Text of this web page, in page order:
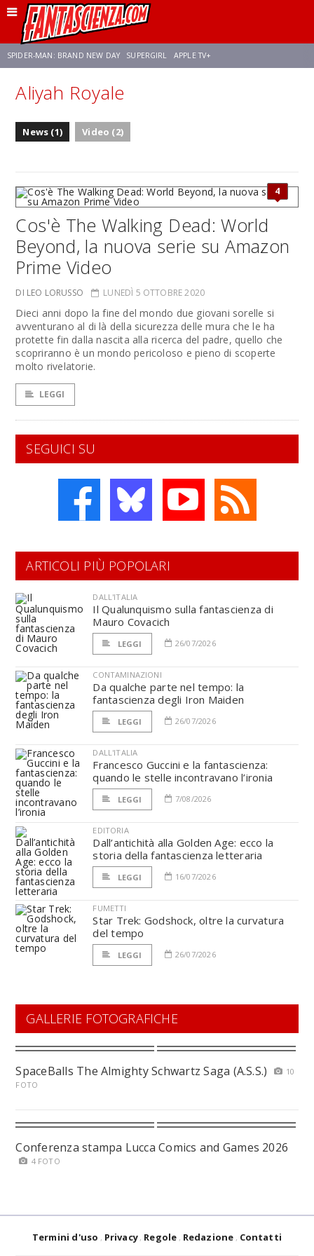
SPIDER-MAN: BRAND NEW DAY SUPERGIRL APPLE TV+
FRANCO RICCIARDIELLO ZENDAYA
Aliyah Royale
News (1) Video (2)
4
Cos'è The Walking Dead: World
Beyond, la nuova serie su Amazon
Prime Video
DI LEO LORUSSO LUNEDÌ 5 OTTOBRE 2020
Dieci anni dopo la fine del mondo due giovani sorelle si
avventurano al di là della sicurezza delle mura che le ha
protette fin dalla nascita alla ricerca del padre, quello che
scopriranno è un mondo pericoloso e pieno di scoperte
molto rivelatorie.
LEGGI
SEGUICI SU
ARTICOLI PIÙ POPOLARI
DALL'ITALIA
Il Qualunquismo sulla fantascienza di
Mauro Covacich
LEGGI 26/07/2026
CONTAMINAZIONI
Da qualche parte nel tempo: la
fantascienza degli Iron Maiden
LEGGI 26/07/2026
DALL'ITALIA
Francesco Guccini e la fantascienza:
quando le stelle incontravano l’ironia
LEGGI 7/08/2026
EDITORIA
Dall’antichità alla Golden Age: ecco la
storia della fantascienza letteraria
LEGGI 16/07/2026
FUMETTI
Star Trek: Godshock, oltre la curvatura
del tempo
LEGGI 26/07/2026
GALLERIE FOTOGRAFICHE
SpaceBalls The Almighty Schwartz Saga (A.S.S.)
10
FOTO
Conferenza stampa Lucca Comics and Games 2026
4 FOTO
Termini d'uso Privacy Regole Redazione Contatti